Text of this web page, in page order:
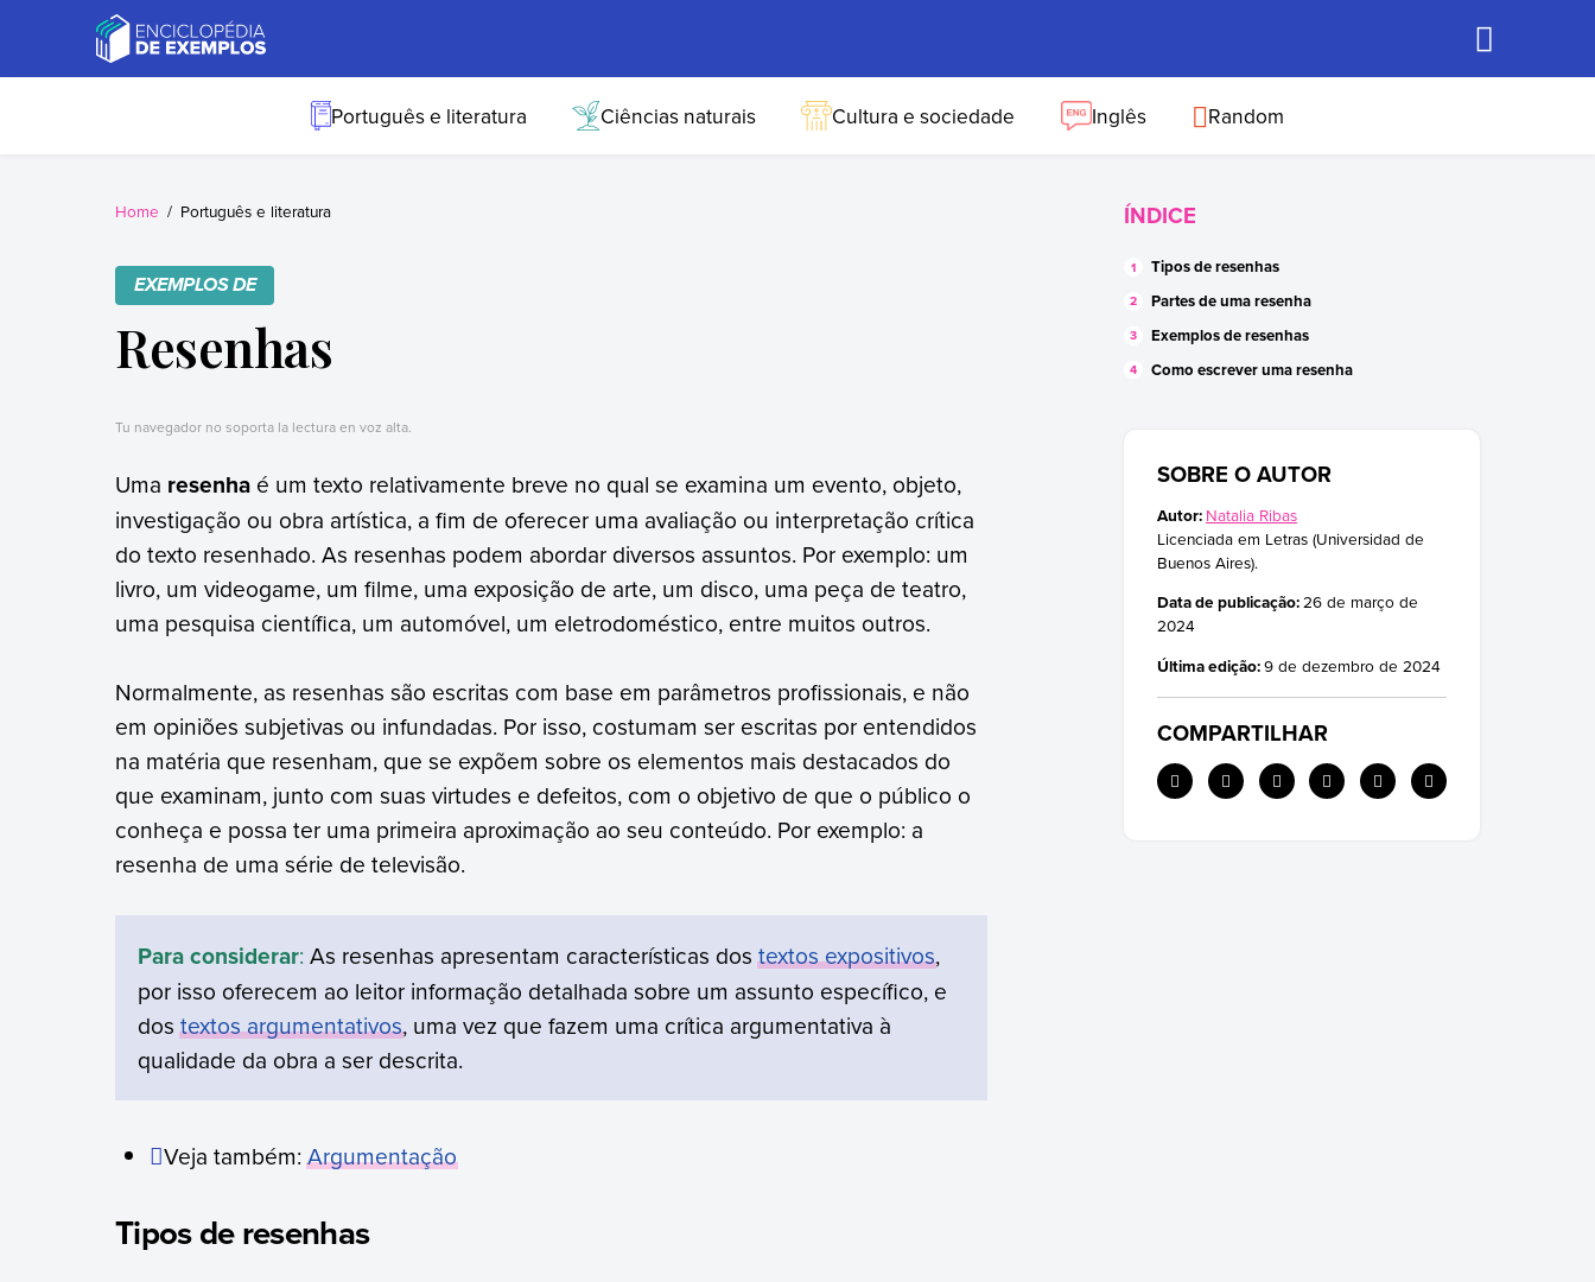
Exemplos
Precisa de
Português e literatura Ciências naturais Cultura e sociedade Inglês Random
Home Português e literatura
EXEMPLOS DE
Resenhas
Tu navegador no soporta la lectura en voz alta.
Uma resenha é um texto relativamente breve no qual se examina um evento, objeto,
investigação ou obra artística, a fim de oferecer uma avaliação ou interpretação crítica
do texto resenhado. As resenhas podem abordar diversos assuntos. Por exemplo: um
livro, um videogame, um filme, uma exposição de arte, um disco, uma peça de teatro,
uma pesquisa científica, um automóvel, um eletrodoméstico, entre muitos outros.
Normalmente, as resenhas são escritas com base em parâmetros profissionais, e não
em opiniões subjetivas ou infundadas. Por isso, costumam ser escritas por entendidos
na matéria que resenham, que se expõem sobre os elementos mais destacados do
que examinam, junto com suas virtudes e defeitos, com o objetivo de que o público o
conheça e possa ter uma primeira aproximação ao seu conteúdo. Por exemplo: a
resenha de uma série de televisão.
Para considerar: As resenhas apresentam características dostextos expositivos,
por isso oferecem ao leitor informação detalhada sobre um assunto específico, e
dostextos argumentativos, uma vez que fazem uma crítica argumentativa à
qualidade da obra a ser descrita.
Veja também:Argumentação
Tipos de resenhas
ÍNDICE
Tipos de resenhas
Partes de uma resenha
Exemplos de resenhas
Como escrever uma resenha
SOBRE O AUTOR
Autor: Natalia Ribas
Licenciada em Letras (Universidad de
Buenos Aires).
Data de publicação:26 de março de
2024
Última edição:9 de dezembro de 2024
COMPARTILHAR